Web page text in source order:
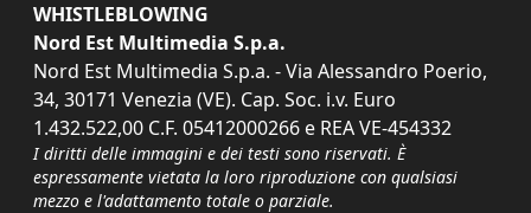
WHISTLEBLOWING
Nord Est Multimedia S.p.a.
Nord Est Multimedia S.p.a. - Via Alessandro Poerio,
34, 30171 Venezia (VE). Cap. Soc. i.v. Euro
1.432.522,00 C.F. 05412000266 e REA VE-454332
I diritti delle immagini e dei testi sono riservati. È
espressamente vietata la loro riproduzione con qualsiasi
mezzo e l'adattamento totale o parziale.